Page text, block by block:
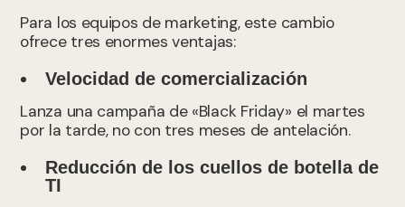
Para los equipos de marketing, este cambio
ofrece tres enormes ventajas:
Velocidad de comercialización
Lanza una campaña de «Black Friday» el martes
por la tarde, no con tres meses de antelación.
Reducción de los cuellos de botella de
TI